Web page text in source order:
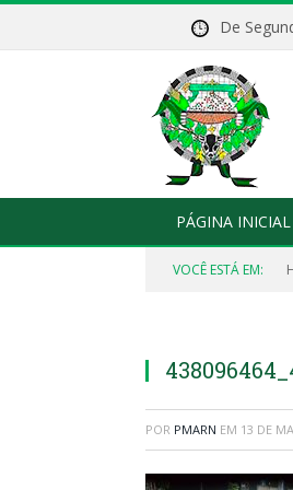
De
PÁGINA INICIAL
VOCÊ ESTÁ EM:
POR PMARN EM 13 DE